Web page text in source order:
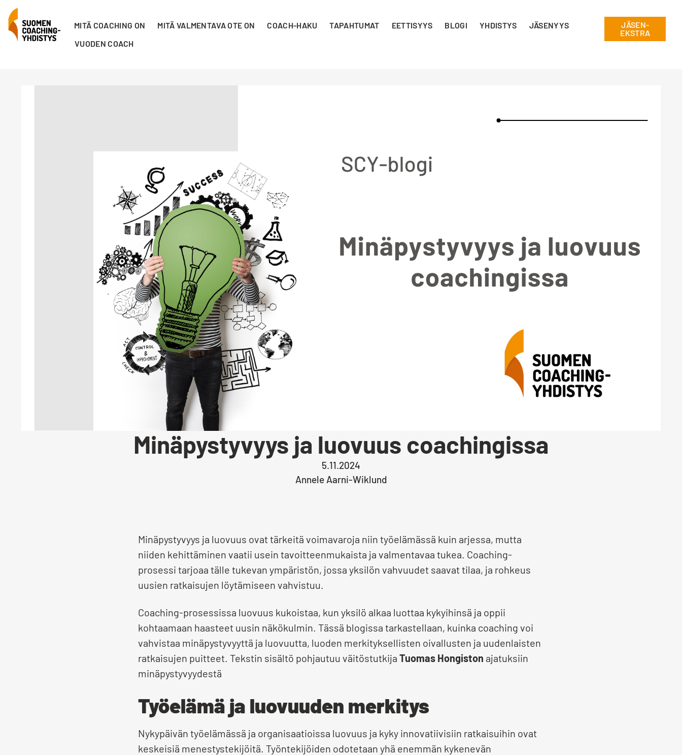
MITÄ COACHING ON MITÄ VALMENTAVA OTE ON COACH-HAKU TAPAHTUMAT EETTISYYS BLOGI YHDISTYS
JÄSENYYS
VUODEN COACH
JÄSEN-
EKSTRA
Minäpystyvyys ja luovuus coachingissa
5.11.2024
Annele Aarni-Wiklund
Minäpystyvyys ja luovuus ovat tärkeitä voimavaroja niin työelämässä kuin arjessa, mutta
niiden kehittäminen vaatii usein tavoitteenmukaista ja valmentavaa tukea. Coaching-
prosessi tarjoaa tälle tukevan ympäristön, jossa yksilön vahvuudet saavat tilaa, ja rohkeus
uusien ratkaisujen löytämiseen vahvistuu.
Coaching-prosessissa luovuus kukoistaa, kun yksilö alkaa luottaa kykyihinsä ja oppii
kohtaamaan haasteet uusin näkökulmin. Tässä blogissa tarkastellaan, kuinka coaching voi
vahvistaa minäpystyvyyttä ja luovuutta, luoden merkityksellisten oivallusten ja uudenlaisten
ratkaisujen puitteet. Tekstin sisältö pohjautuu väitöstutkija Tuomas Hongiston ajatuksiin
minäpystyvyydestä
Työelämä ja luovuuden merkitys
Nykypäivän työelämässä ja organisaatioissa luovuus ja kyky innovatiivisiin ratkaisuihin ovat
keskeisiä menestystekijöitä. Työntekijöiden odotetaan yhä enemmän kykenevän